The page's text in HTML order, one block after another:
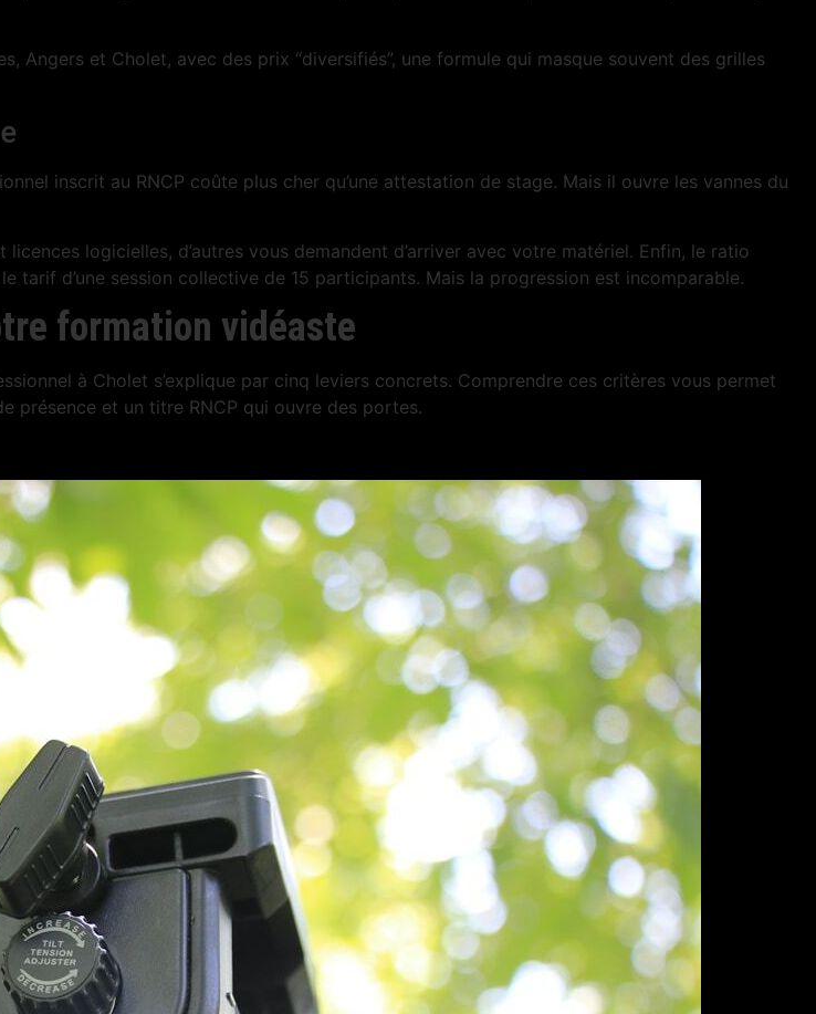
et Cholet, avec des prix “diversifiés”, une formule qui masque souvent des grilles
inscrit au RNCP coûte plus cher qu’une attestation de stage. Mais il ouvre les vannes du
logicielles, d’autres vous demandent d’arriver avec votre matériel. Enfin, le ratio
d’une session collective de 15 participants. Mais la progression est incomparable.
formation vidéaste
à Cholet s’explique par cinq leviers concrets. Comprendre ces critères vous permet
présence et un titre RNCP qui ouvre des portes.